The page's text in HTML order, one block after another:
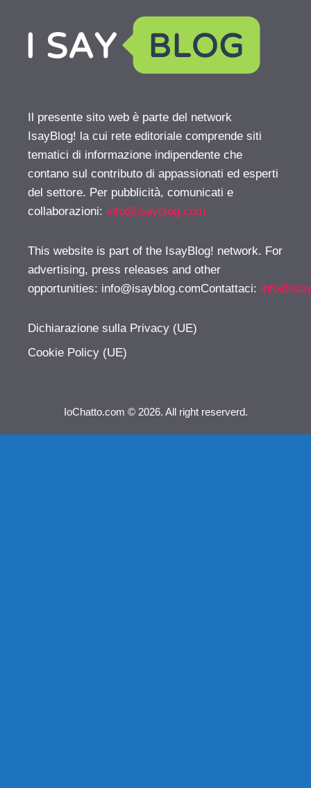
Il presente sito web è parte del network
IsayBlog! la cui rete editoriale comprende siti
tematici di informazione indipendente che
contano sul contributo di appassionati ed esperti
del settore. Per pubblicità, comunicati e
collaborazioni: info@isayblog.com
This website is part of the IsayBlog! network. For
advertising, press releases and other
opportunities: info@isayblog.comContattaci:
Dichiarazione sulla Privacy (UE)
Cookie Policy (UE)
IoChatto.com © 2026. All right reserverd.